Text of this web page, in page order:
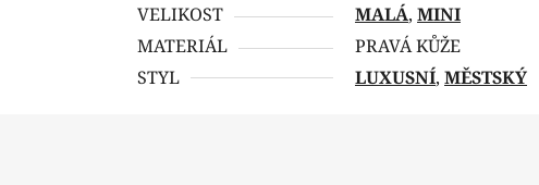
VELIKOST
MALÁ,MINI
MATERIÁL
PRAVÁ KŮŽE
STYL
LUXUSNÍ,MĚSTSKÝ